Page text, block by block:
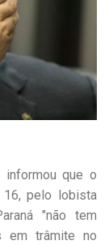
informou que o
16, pelo lobista
"não tem
em trâmite no